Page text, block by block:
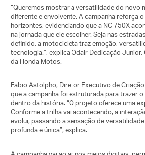
“Queremos mostrar a versatilidade do novo
diferente e envolvente. A campanha reforça
horizontes, evidenciando que a NC 750X
na jornada que ele escolher. Seja nas
definido, a motocicleta traz emoção,
tecnologia.”, explica Odair Dedicação
da Honda Motos.
Fabio Astolpho, Diretor Executivo de
que a campanha foi estruturada para trazer
dentro da história. “O projeto oferece uma
Conforme a trilha vai acontecendo, a
evolui, passando a sensação de
profunda e única”, explica.